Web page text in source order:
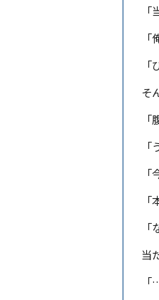
そ
当